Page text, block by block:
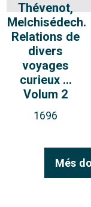
Thévenot,
Melchisédech.
Relations de
divers
voyages
curieux ...
Volum 2
1696
Més